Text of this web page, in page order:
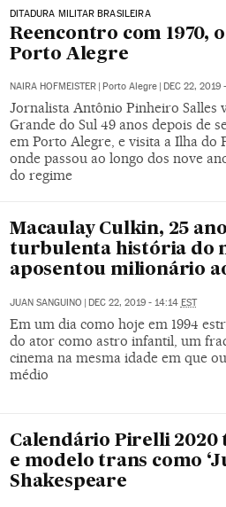
DITADURA MILITAR BRASILEIRA
Reencontro com 1970,
Porto Alegre
NAIRA HOFMEISTER | Porto Alegre | DEC 22, 2019
Jornalista Antônio Pinheiro Salles
Grande do Sul 49 anos depois de
em Porto Alegre, e visita a Ilha do
onde passou ao longo dos nove
do regime
Macaulay Culkin, 25
turbulenta história do
aposentou milionário
JUAN SANGUINO | DEC 22, 2019 - 14:14 EST
Em um dia como hoje em 1994
do ator como astro infantil, um
cinema na mesma idade em que
médio
Calendário Pirelli 2020
e modelo trans como
Shakespeare